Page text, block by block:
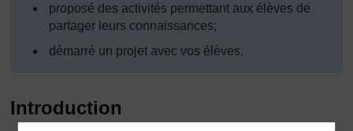
proposé des activités permettant aux élèves de
partager leurs connaissances;
démarré un projet avec vos élèves.
Introduction